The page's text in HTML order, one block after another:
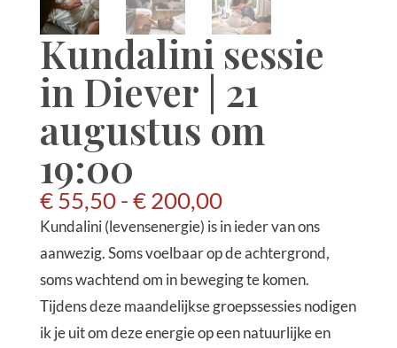
Kundalini sessie
in Diever | 21
augustus om
19:00
€55,50-€200,00Prijsklasse:
€ 55,50
tot
€ 200,00
Kundalini (levensenergie) is in ieder van ons
aanwezig. Soms voelbaar op de achtergrond,
soms wachtend om in beweging te komen.
Tijdens deze maandelijkse groepssessies nodigen
ik je uit om deze energie op een natuurlijke en